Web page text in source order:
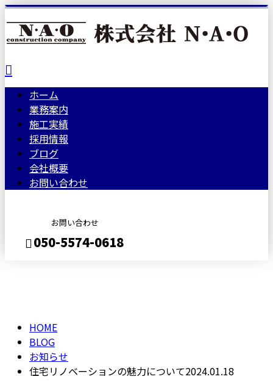
ホーム
業務案内
施工実績
採用情報
ブログ
会社概要
お問い合わせ
お問い合わせ
050-5574-0618
HOME
BLOG
お知らせ
住宅リノベーションの魅力について2024.01.18